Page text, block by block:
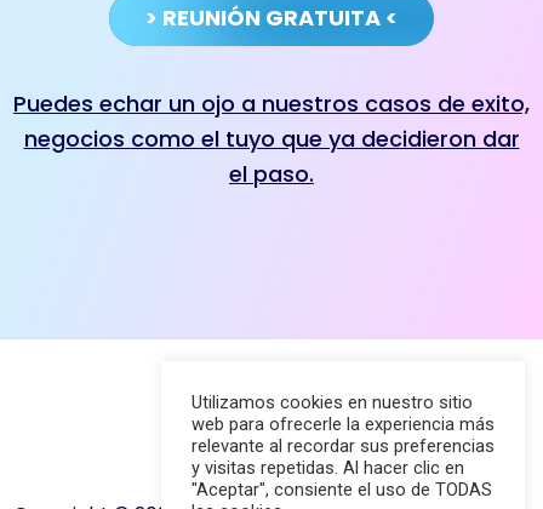
> REUNIÓN GRATUITA <
Puedes echar un ojo a nuestros casos de exito,
negocios como el tuyo que ya decidieron dar
el paso.
Menú
Utilizamos cookies en nuestro sitio
web para ofrecerle la experiencia más
relevante al recordar sus preferencias
y visitas repetidas. Al hacer clic en
"Aceptar", consiente el uso de TODAS